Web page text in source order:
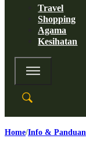
Travel
Shopping
Agama
Kesihatan
Home Info & Panduan